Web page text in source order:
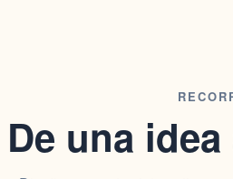
De una idea